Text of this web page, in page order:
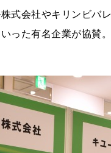
式会社やキリンビバ
った有名企業が協賛